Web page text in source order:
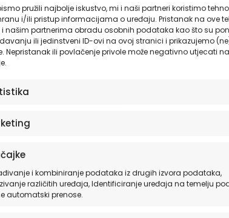
pružili najbolje iskustvo, mi i naši partneri koristimo
i/ili pristup informacijama o uređaju. Pristanak na ove
našim partnerima obradu osobnih podataka kao što su
ili jedinstveni ID-ovi na ovoj stranici i prikazujemo
Nepristanak ili povlačenje privole može negativno utjecati
i kombiniranje podataka iz drugih izvora podataka,
različitih uređaja, Identificiranje uređaja na temelju
automatski prenose.